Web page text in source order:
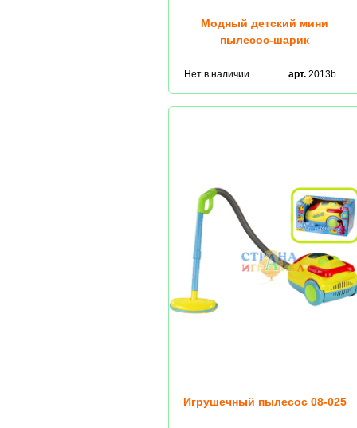
Модный детский мини
пылесос-шарик
Нет в наличии арт. 2013b
Игрушечный пылесос 08-025